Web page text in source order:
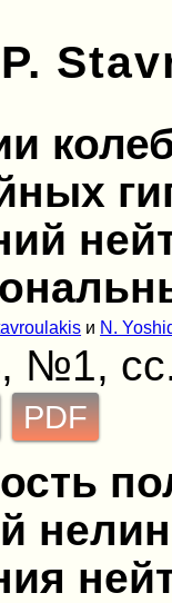
и N.
№1,
PDF